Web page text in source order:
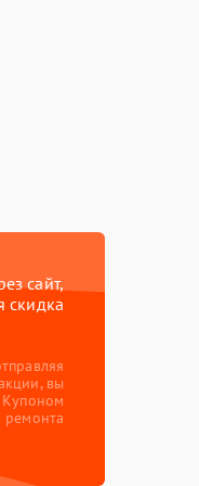
сайт,
скидка
вы
Купоном
ремонта